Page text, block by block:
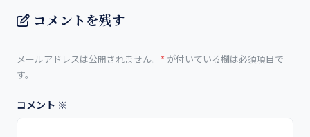
コメントを残す
メールアドレスは公開されません。 * が付いている欄は必須項目で
す。
コメント ※